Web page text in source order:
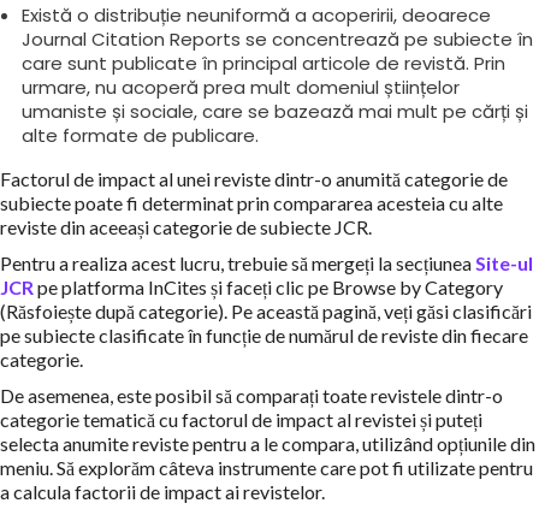
Există o distribuție neuniformă a acoperirii, deoarece
Journal Citation Reports se concentrează pe subiecte în
care sunt publicate în principal articole de revistă. Prin
urmare, nu acoperă prea mult domeniul științelor
umaniste și sociale, care se bazează mai mult pe cărți și
alte formate de publicare.
Factorul de impact al unei reviste dintr-o anumită categorie de
subiecte poate fi determinat prin compararea acesteia cu alte
reviste din aceeași categorie de subiecte JCR.
Pentru a realiza acest lucru, trebuie să mergeți la secțiunea Site-ul
JCR pe platforma InCites și faceți clic pe Browse by Category
(Răsfoiește după categorie). Pe această pagină, veți găsi clasificări
pe subiecte clasificate în funcție de numărul de reviste din fiecare
categorie.
De asemenea, este posibil să comparați toate revistele dintr-o
categorie tematică cu factorul de impact al revistei și puteți
selecta anumite reviste pentru a le compara, utilizând opțiunile din
meniu. Să explorăm câteva instrumente care pot fi utilizate pentru
a calcula factorii de impact ai revistelor.